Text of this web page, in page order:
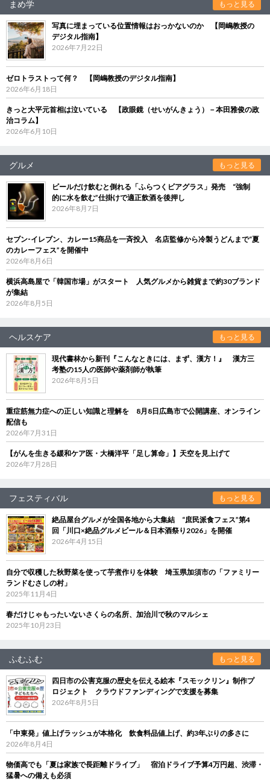
まめ学 もっと見る
写真に埋まっている位置情報はおっかないのか 【岡嶋教授の
デジタル指南】
2026年7月22日
ゼロトラストって何？ 【岡嶋教授のデジタル指南】
2026年6月18日
きっと大平元首相は泣いている 【政眼鏡（せいがんきょう）－本田雅俊の政
治コラム】
2026年6月10日
グルメ もっと見る
ビールだけ飲むと倒れる「ふらつくビアグラス」発売 “強制
的に水を飲む”仕掛けで適正飲酒を後押し
2026年8月7日
セブン‐イレブン、カレー15商品を一斉投入 名店監修から冷製うどんまで“夏
のカレーフェス”を開催中
2026年8月6日
横浜高島屋で「韓国市場」がスタート 人気グルメから雑貨まで約30ブランド
が集結
2026年8月5日
ヘルスケア もっと見る
現代書林から新刊『こんなときには、まず、漢方！』 漢方三
考塾の15人の医師や薬剤師が執筆
2026年8月5日
重症筋無力症への正しい知識と理解を 8月8日広島市で公開講座、オンライン
配信も
2026年7月31日
【がんを生きる緩和ケア医・大橋洋平「足し算命」】天空を見上げて
2026年7月28日
フェスティバル もっと見る
絶品屋台グルメが全国各地から大集結 “庶民派食フェス”第4
回「川口×絶品グルメビール＆日本酒祭り2026」を開催
2026年4月15日
自分で収穫した秋野菜を使って芋煮作りを体験 埼玉県加須市の「ファミリー
ランドむさしの村」
2025年11月4日
春だけじゃもったいないさくらの名所、加治川で秋のマルシェ
2025年10月23日
ふむふむ もっと見る
四日市の公害克服の歴史を伝える絵本『スモックリン』制作プ
ロジェクト クラウドファンディングで支援を募集
2026年8月5日
「中東発」値上げラッシュが本格化 飲食料品値上げ、約3年ぶりの多さに
2026年8月4日
物価高でも「夏は家族で長距離ドライブ」 宿泊ドライブ予算4万円超、渋滞・
猛暑への備えも必須